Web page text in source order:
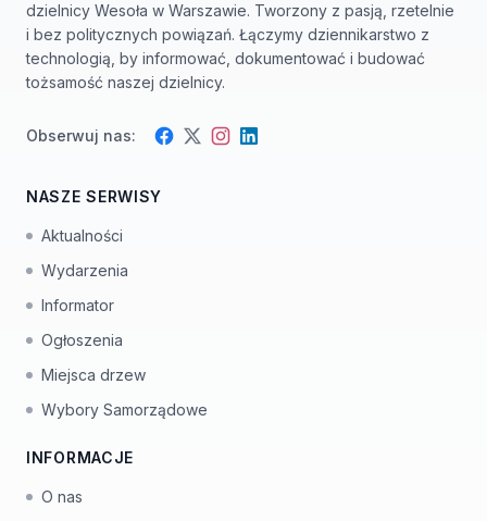
dzielnicy Wesoła w Warszawie. Tworzony z pasją, rzetelnie
i bez politycznych powiązań. Łączymy dziennikarstwo z
technologią, by informować, dokumentować i budować
tożsamość naszej dzielnicy.
Obserwuj nas: Facebook
TwitterInstagram
LinkedIn
NASZE SERWISY
Aktualności
Wydarzenia
Informator
Ogłoszenia
Miejsca drzew
Wybory Samorządowe
INFORMACJE
O nas